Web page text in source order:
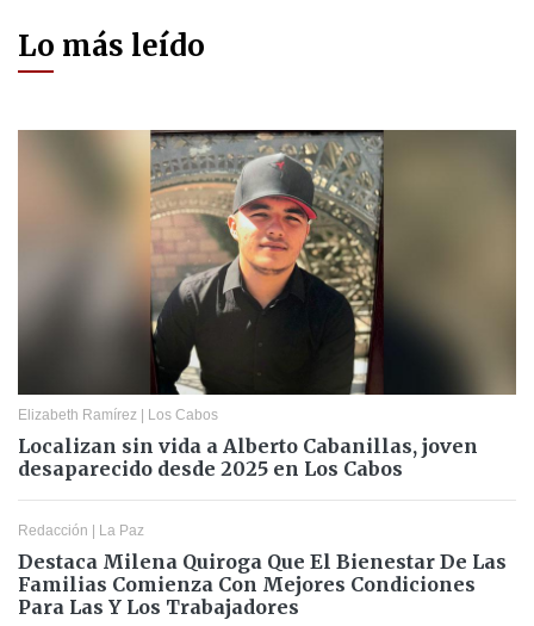
Lo más leído
Elizabeth Ramírez | Los Cabos
Localizan sin vida a Alberto Cabanillas, joven
desaparecido desde 2025 en Los Cabos
Redacción | La Paz
Destaca Milena Quiroga Que El Bienestar De Las
Familias Comienza Con Mejores Condiciones
Para Las Y Los Trabajadores